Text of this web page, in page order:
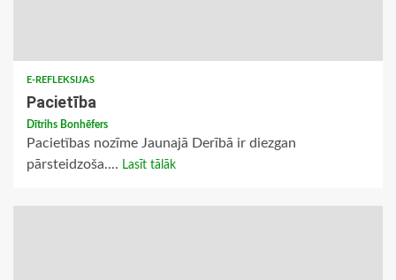
E-REFLEKSIJAS
Pacietība
Dītrihs Bonhēfers
Pacietības nozīme Jaunajā Derībā ir diezgan
pārsteidzoša.... Lasīt tālāk